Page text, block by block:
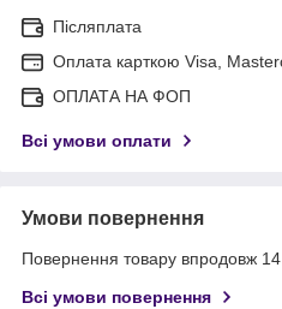
Післяплата
Оплата карткою Visa,
ОПЛАТА НА ФОП
Всі умови оплати
Умови повернення
Повернення товару впродовж 14
Всі умови повернення